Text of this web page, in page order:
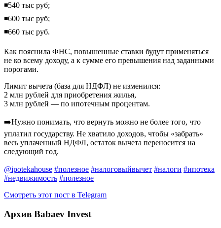
◾️540 тыс руб;
◾️600 тыс руб;
◾️660 тыс руб.
Как пояснила ФНС, повышенные ставки будут применяться
не ко всему доходу, а к сумме его превышения над заданными
порогами.
Лимит вычета (база для НДФЛ) не изменился:
2 млн рублей для приобретения жилья,
3 млн рублей — по ипотечным процентам.
➡️Нужно понимать, что вернуть можно не более того, что
уплатил государству. Не хватило доходов, чтобы «забрать»
весь уплаченный НДФЛ, остаток вычета переносится на
следующий год.
@ipotekahouse #полезное #налоговыйвычет #налоги #ипотека
#недвижимость #полезное
Смотреть этот пост в Telegram
Архив Babaev Invest